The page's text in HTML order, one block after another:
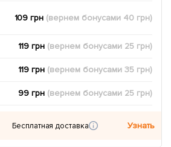
109 грн (вернем бонусами 40 грн)
119 грн (вернем бонусами 25 грн)
119 грн (вернем бонусами35 грн)
99 грн (вернем бонусами 25 грн)
Бесплатная доставка Узнать